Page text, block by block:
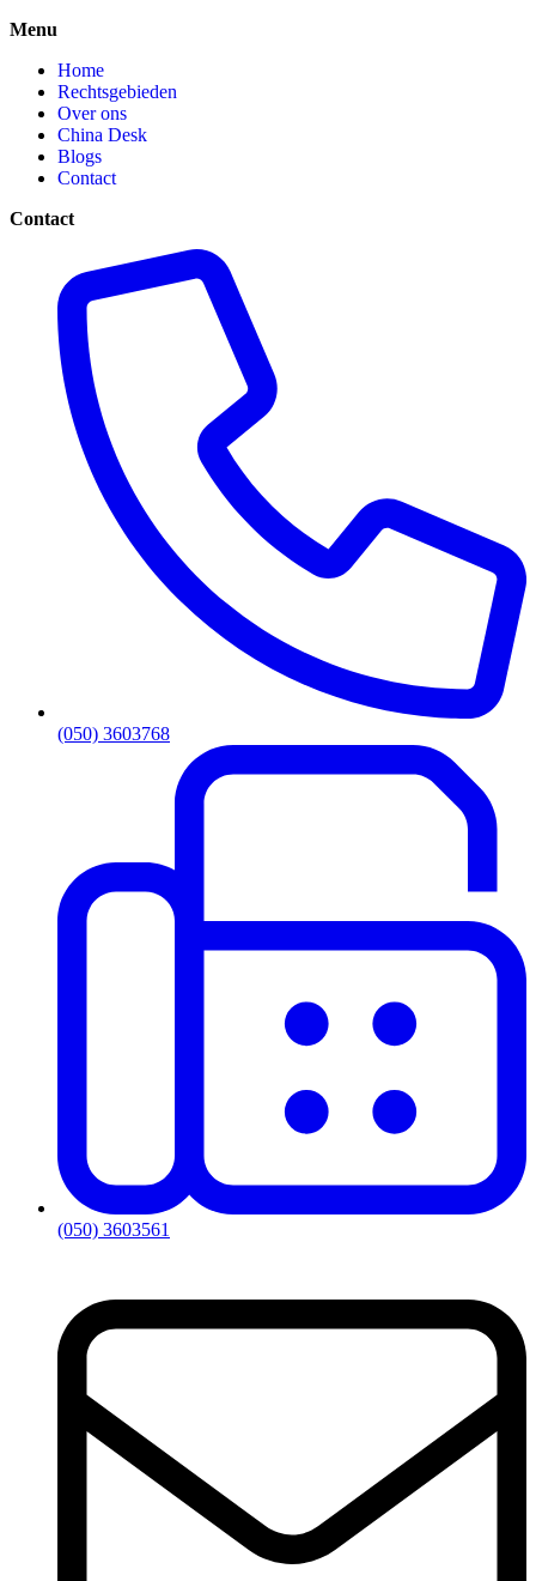
Menu
Home
Rechtsgebieden
Over ons
China Desk
Blogs
Contact
Contact
(050) 3603768
(050) 3603561